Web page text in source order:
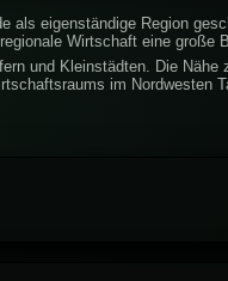
als eigenständige Region
Wirtschaft eine große
und Kleinstädten. Die
im Nordwesten